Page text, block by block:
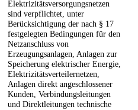
Elektrizitätsversorgungsnetzen
sind verpflichtet, unter
Berücksichtigung der nach § 17
festgelegten Bedingungen für den
Netzanschluss von
Erzeugungsanlagen, Anlagen zur
Speicherung elektrischer Energie,
Elektrizitätsverteilernetzen,
Anlagen direkt angeschlossener
Kunden, Verbindungsleitungen
und Direktleitungen technische